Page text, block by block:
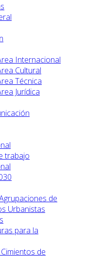
Internacional
Cultural
Técnica
Jurídica
trabajo
de
Urbanistas
para la
de